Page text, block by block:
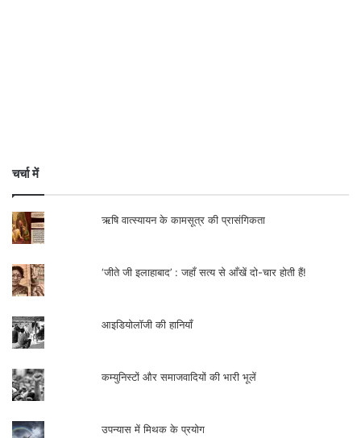
चर्चा में
ऋषि वात्स्यायन के कामसूत्र की प्रासंगिकता
‘जीते जी इलाहाबाद’ : जहाँ सत्य से आँखें दो-चार होती हैं!
आइडियोलॉजी की हानियाँ
कम्युनिस्टों और समाजवादियों की भारी भूलें
उपन्यास में मिथक के प्रयोग